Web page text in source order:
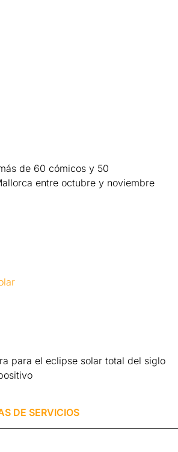
de 60 cómicos y 50
entre octubre y noviembre
para el eclipse solar total del siglo
DE SERVICIOS